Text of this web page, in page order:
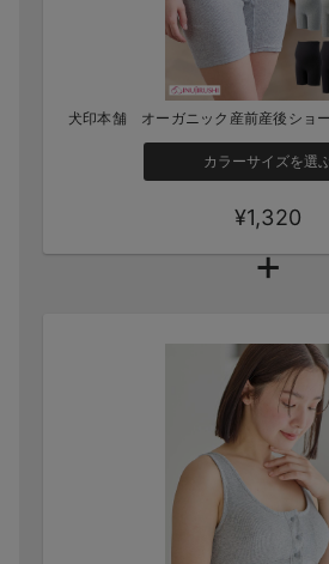
犬印本舗 オーガニック産前産後ショ
カラーサイズを選
¥1,320